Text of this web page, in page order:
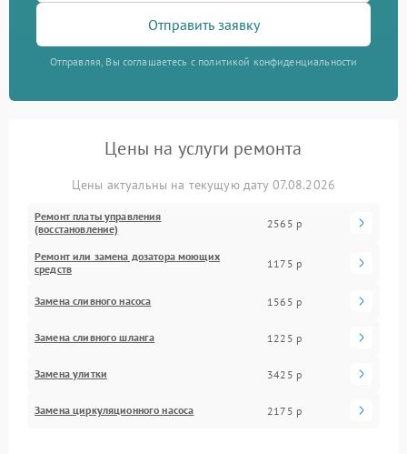
Отправить заявку
Отправляя, Вы соглашаетесь с политикой конфиденциальности
Цены на услуги ремонта
Цены актуальны на текущую дату 07.08.2026
Ремонт платы управления
(восстановление)
2565 р
Ремонт или замена дозатора моющих
средств
1175 р
Замена сливного насоса 1565 р
Замена сливного шланга 1225 р
Замена улитки 3425 р
Замена циркуляционного насоса 2175 р